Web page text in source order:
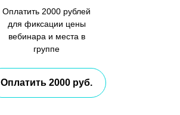
Оплатить 2000 рублей
для фиксации цены
вебинара и места в
группе
Оплатить 2000 руб.